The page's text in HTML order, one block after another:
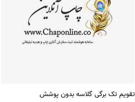
تقویم تک برگی گلاسه بدون پوشش